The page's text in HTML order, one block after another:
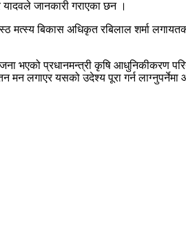
यादवले जानकारी गराएका छन ।
मत्स्य बिकास अधिकृत रबिलाल शर्मा
भएको प्रधानमन्त्री कृषि आधुनिकीकरण
लगाएर यसको उदेश्य पूरा गर्न